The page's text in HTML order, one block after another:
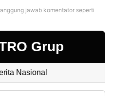
jawab komentator seperti
Grup
Nasional